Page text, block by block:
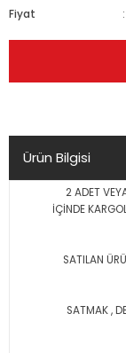
Fiyat
Ürün Bilgisi
2 ADET
İÇİNDE
SATILAN
SATMAK ,